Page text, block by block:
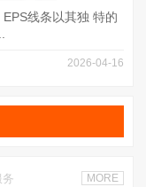
EPS线条以其独 特的
2026-04-16
MORE